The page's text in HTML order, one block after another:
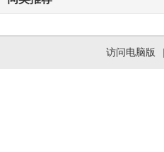
访问电脑版